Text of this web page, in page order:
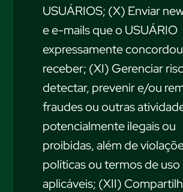
USUÁRIOS; (X) Enviar
e e-mails que o USUÁRIO
expressamente
receber; (XI) Gerenciar
detectar, prevenir e/ou
fraudes ou outras
potencialmente ilegais ou
proibidas, além de
políticas ou termos de uso
aplicáveis; (XII)